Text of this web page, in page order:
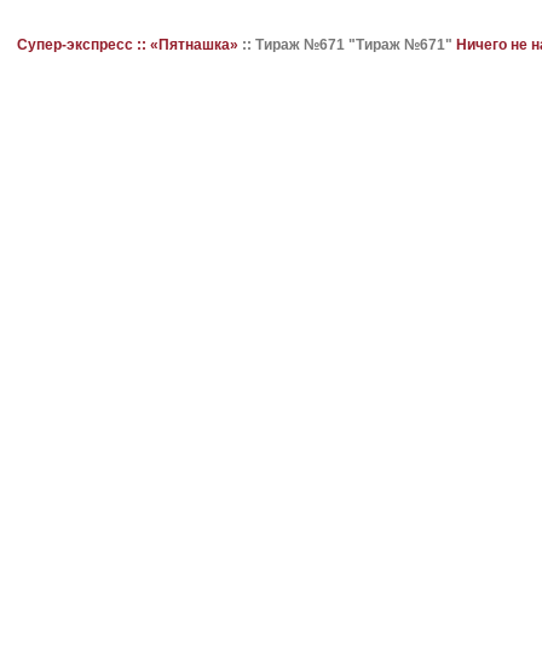
Супер-экспресс :: «Пятнашка» :: Тираж №671 "Тираж №671" Ничего не